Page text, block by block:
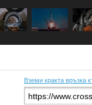
Вземи кракта връзка